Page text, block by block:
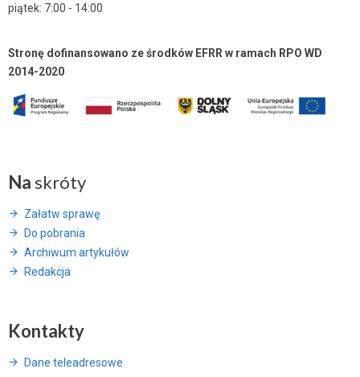
piątek: 7:00 - 14:00
Stronę dofinansowano ze środków EFRR w ramach RPO WD
2014-2020
Na skróty
Załatw sprawę
Do pobrania
Archiwum artykułów
Redakcja
Kontakty
Dane teleadresowe